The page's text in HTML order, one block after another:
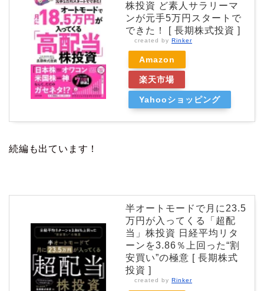
株投資 ど素人サラリーマ
ンが元手5万円スタートで
できた！ [ 長期株式投資 ]
created by Rinker
Amazon
楽天市場
Yahooショッピング
続編も出ています！
半オートモードで月に23.5
万円が入ってくる「超配
当」株投資 日経平均リタ
ーンを3.86％上回った“割
安買い”の極意 [ 長期株式
投資 ]
created by Rinker